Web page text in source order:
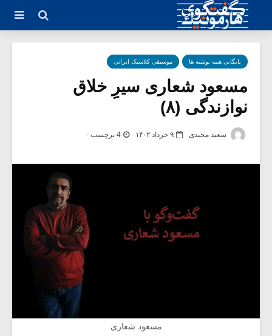
بایگانی همه نوشته ها موسیقی کلاسیک ایرانی
مسعود شعاری سیرِِ خلاق
نوازندگی (۸)
سعید مجیدی ۹ خرداد ۱۴۰۲ 4 برچسب -
مسعود شعاری